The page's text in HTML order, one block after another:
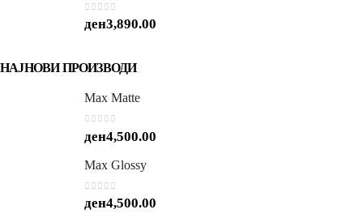
0out of 5
ден3,890.00
НАЈНОВИ ПРОИЗВОДИ
Max Matte
out of 5
ден4,500.00
Max Glossy
out of 5
ден4,500.00